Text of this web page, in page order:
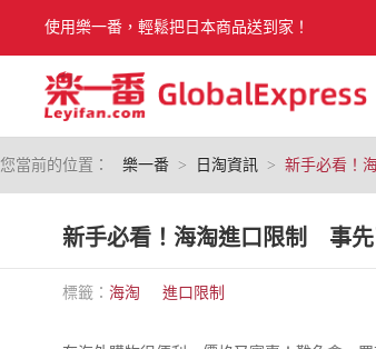
使用樂一番，輕鬆把日本商品送到家！
您當前的位置： 樂一番 > 日淘資訊 > 新手必看！
新手必看！海淘進口限制 事
標籤： 海淘 進口限制